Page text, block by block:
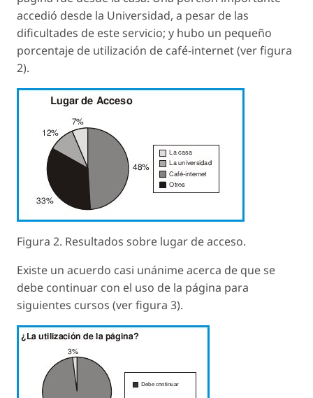
accedió desde la Universidad, a pesar de las
dificultades de este servicio; y hubo un pequeño
porcentaje de utilización de café-internet (ver figura
2).
Figura 2. Resultados sobre lugar de acceso.
Existe un acuerdo casi unánime acerca de que se
debe continuar con el uso de la página para
siguientes cursos (ver figura 3).